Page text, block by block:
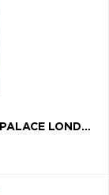
FOUR TET, VINYL LIVE AT ALEXANDRA PALACE LONDON, 24TH MAY 2023